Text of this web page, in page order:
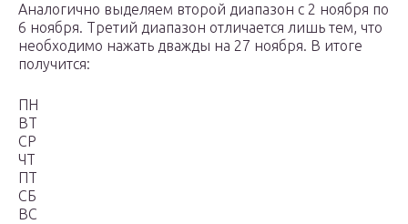
Аналогично выделяем второй диапазон с 2 ноября по
6 ноября. Третий диапазон отличается лишь тем, что
необходимо нажать дважды на 27 ноября. В итоге
получится:
ПН
ВТ
СР
ЧТ
ПТ
СБ
ВС